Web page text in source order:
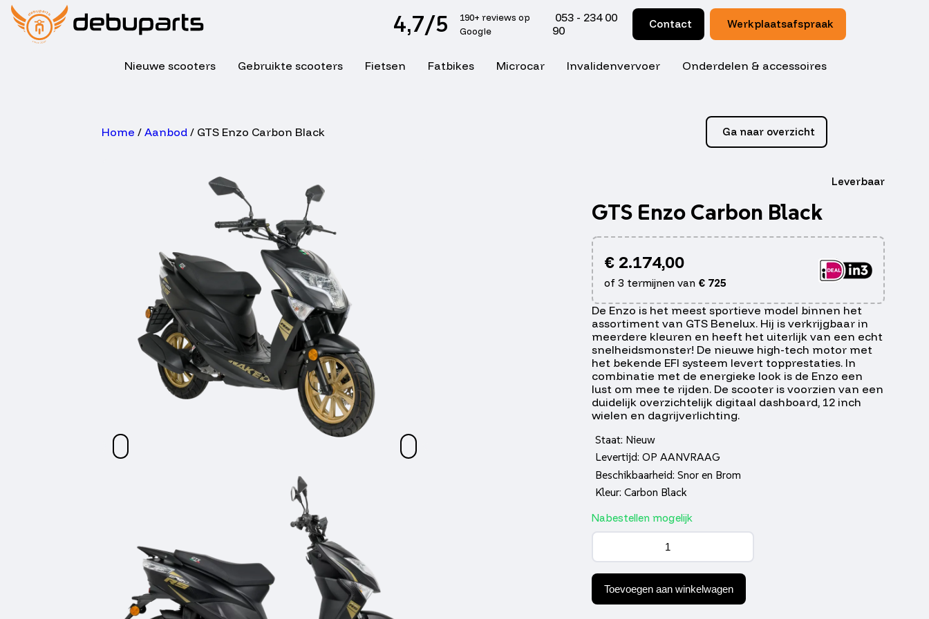
4,7/5
190+ reviews op
Google
053 - 234 00
90
Contact Werkplaatsafspraak
Nieuwe scooters Gebruikte scooters Fietsen Fatbikes Microcar Invalidenvervoer Onderdelen & accessoires
Home / Aanbod/ GTS Enzo Carbon Black Ga naar overzicht
Leverbaar
GTS Enzo Carbon Black
€2.174,00
of 3 termijnen van €725
De Enzo is het meest sportieve model binnen het
assortiment van GTS Benelux. Hij is verkrijgbaar in
meerdere kleuren en heeft het uiterlijk van een echt
snelheidsmonster! De nieuwe high-tech motor met
het bekende EFI systeem levert topprestaties. In
combinatie met de energieke look is de Enzo een
lust om mee te rijden. De scooter is voorzien van een
duidelijk overzichtelijk digitaal dashboard, 12 inch
wielen en dagrijverlichting.
Staat: Nieuw
Levertijd: OP AANVRAAG
Beschikbaarheid: Snor en Brom
Kleur: Carbon Black
Nabestellen mogelijk
GTS
Carbon
Black
aantal
Toevoegen aan winkelwagen